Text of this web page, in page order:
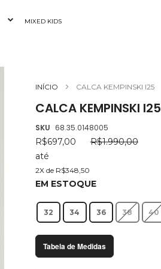
MIXED KIDS
INÍCIO CALCA KEMPINSKI I25
CALCA KEMPINSKI I25
SKU 68.35.0148005
R$697,00
R$1.990,00
até
2X de R$348,50
EM ESTOQUE
32 34 36 38 40
Tabela de Medidas